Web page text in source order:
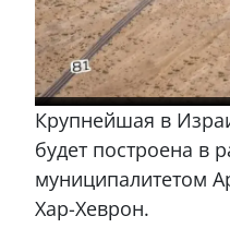
Крупнейшая в
будет построена в
муниципалитетом
Хар-Хеврон.